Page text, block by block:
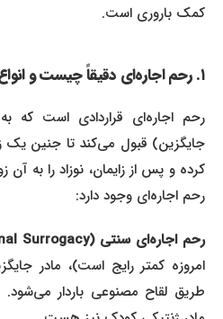
کمک باروری است.
رحم اجاره‌ای قراردادی است که
جایگزین) قبول می‌کند تا جنین یک
کرده و پس از زایمان، نوزاد را به آن
رحم اجاره‌ای وجود دارد:
رحم اجاره‌ای سنتی (Traditional Surrogacy):
امروزه کمتر رایج است)، مادر
طریق لقاح مصنوعی باردار می‌شود.